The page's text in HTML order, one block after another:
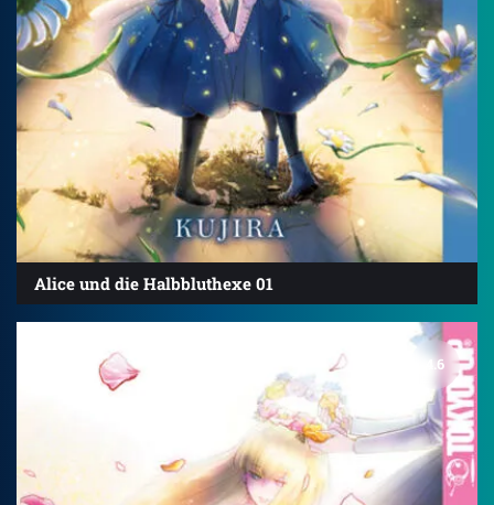
Alice und die Halbbluthexe 01
4.6